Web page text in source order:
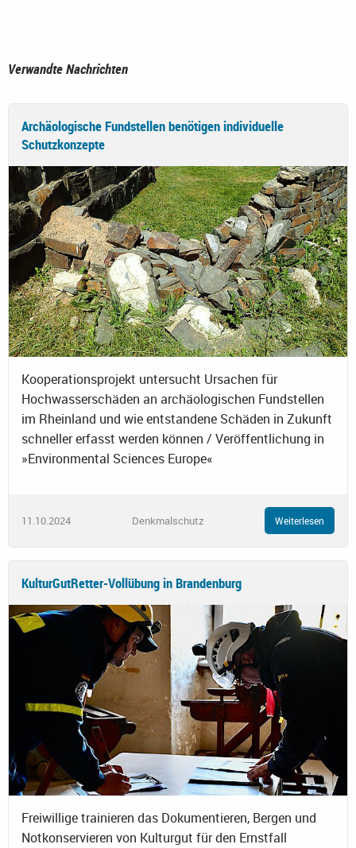
Verwandte Nachrichten
Archäologische Fundstellen benötigen individuelle
Schutzkonzepte
Kooperationsprojekt untersucht Ursachen für
Hochwasserschäden an archäologischen Fundstellen
im Rheinland und wie entstandene Schäden in Zukunft
schneller erfasst werden können / Veröffentlichung in
»Environmental Sciences Europe«
11.10.2024 Denkmalschutz Weiterlesen
KulturGutRetter-Vollübung in Brandenburg
Freiwillige trainieren das Dokumentieren, Bergen und
Notkonservieren von Kulturgut für den Ernstfall